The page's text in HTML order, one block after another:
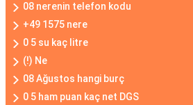
08 nerenin telefon kodu
+49 1575 nere
0 5 su kaç litre
(!) Ne
08 Ağustos hangi burç
0 5 ham puan kaç net DGS